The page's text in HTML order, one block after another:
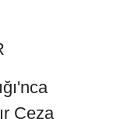
Ceza